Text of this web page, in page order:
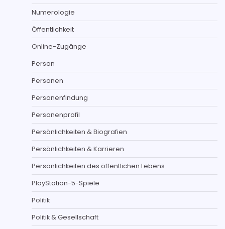
Numerologie
Öffentlichkeit
Online-Zugänge
Person
Personen
Personenfindung
Personenprofil
Persönlichkeiten & Biografien
Persönlichkeiten & Karrieren
Persönlichkeiten des öffentlichen Lebens
PlayStation-5-Spiele
Politik
Politik & Gesellschaft